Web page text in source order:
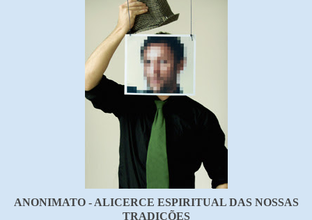
ANONIMATO - ALICERCE ESPIRITUAL DAS NOSSAS
TRADIÇÕES